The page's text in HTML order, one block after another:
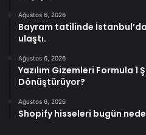
Ağustos 6, 2026
Bayram tatilinde
ulaştı.
Ağustos 6, 2026
Yazılım Gizemleri Formula 1
Dönüştürüyor?
Ağustos 6, 2026
Shopify hisseleri bugün